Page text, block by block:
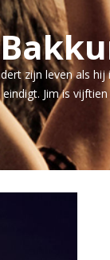
zijn leven als
Jim is